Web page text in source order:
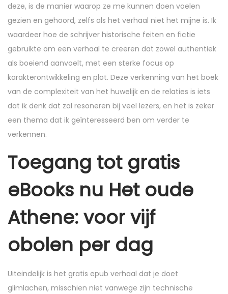
deze, is de manier waarop ze me kunnen doen voelen
gezien en gehoord, zelfs als het verhaal niet het mijne is. Ik
waardeer hoe de schrijver historische feiten en fictie
gebruikte om een verhaal te creëren dat zowel authentiek
als boeiend aanvoelt, met een sterke focus op
karakterontwikkeling en plot. Deze verkenning van het boek
van de complexiteit van het huwelijk en de relaties is iets
dat ik denk dat zal resoneren bij veel lezers, en het is zeker
een thema dat ik geïnteresseerd ben om verder te
verkennen.
Toegang tot gratis
eBooks nu Het oude
Athene: voor vijf
obolen per dag
Uiteindelijk is het gratis epub verhaal dat je doet
glimlachen, misschien niet vanwege zijn technische